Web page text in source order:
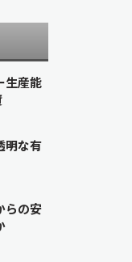
生産能
明な有
らの安